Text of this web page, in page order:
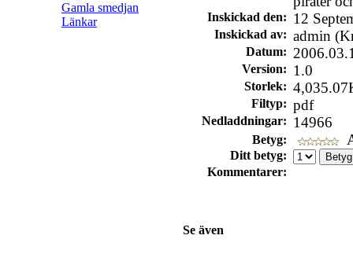
Gamla smedjan
Länkar
Inskickad den: 12
Inskickad av: admin
Datum:
Version: 1.0
Storlek:
Filtyp: pdf
Nedladdningar: 14966
Betyg:
Ditt betyg:
Kommentarer:
Se även